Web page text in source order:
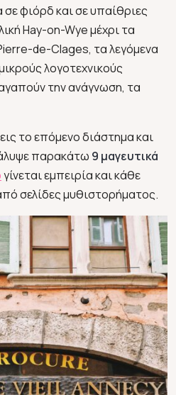
σε φιόρδ και σε υπαίθριες
Hay-on-Wyeμέχρι τα
de-Clages, τα λεγόμενα
λογοτεχνικούς
την ανάγνωση, τα
το επόμενο διάστημα και
παρακάτω 9 μαγευτικά
γίνεται εμπειρία και κάθε
σελίδες μυθιστορήματος.